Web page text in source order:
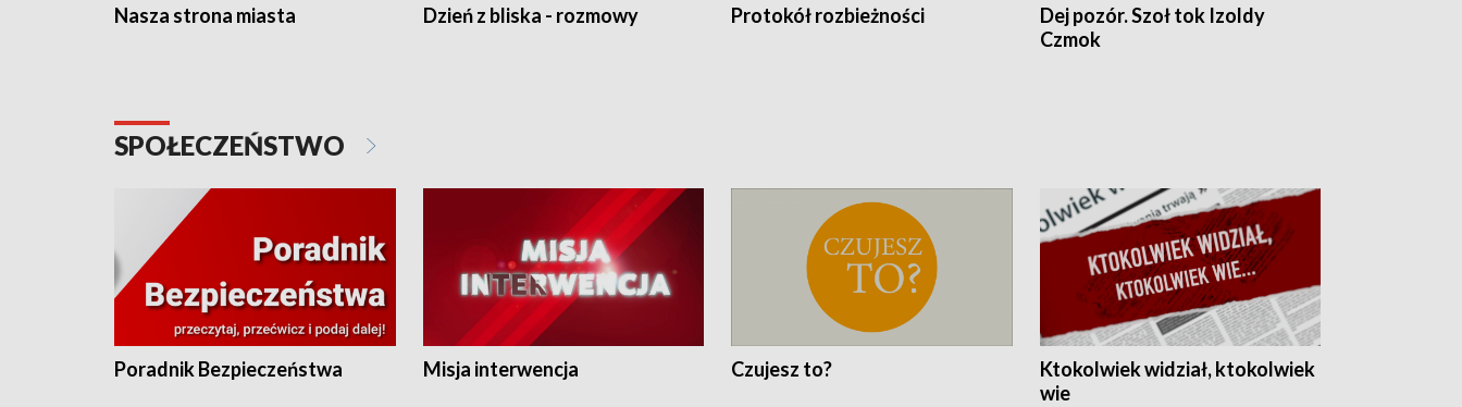
Nasza strona miasta Dzień z bliska - rozmowy Protokół rozbieżności
Dej pozór. Szoł tok Izoldy
Czmok
SPOŁECZEŃSTWO
Poradnik Bezpieczeństwa Misja interwencja Czujesz to?
Ktokolwiek widział, ktokolwiek
wie